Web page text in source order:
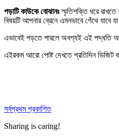
পড়াটি কাউকে বোঝানঃস্মৃতিশক্তি ধরে রাখতে
বিষয়টি আপনার ব্রেনে এমনভাবে গেঁথে যাবে
এভাবেই পড়তে পারলে অবশ্যই এই পদ্ধতি
এইরকম আরো পোষ্ট দেখতে প্রতিদিন ভিজিট
সর্বপ্রথম প্রকাশিত
Sharing is caring!